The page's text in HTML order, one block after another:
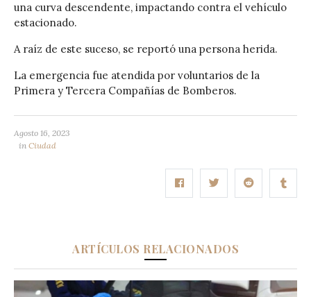
una curva descendente, impactando contra el vehículo
estacionado.
A raíz de este suceso, se reportó una persona herida.
La emergencia fue atendida por voluntarios de la
Primera y Tercera Compañías de Bomberos.
Agosto 16, 2023
in Ciudad
ARTÍCULOS RELACIONADOS